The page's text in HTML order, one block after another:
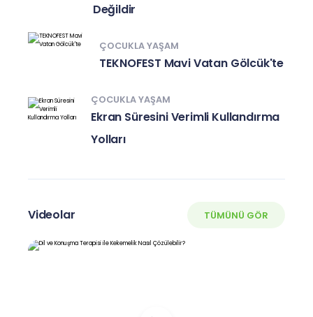
Değildir
ÇOCUKLA YAŞAM
TEKNOFEST Mavi Vatan Gölcük'te
ÇOCUKLA YAŞAM
Ekran Süresini Verimli Kullandırma
Yolları
Videolar TÜMÜNÜ GÖR